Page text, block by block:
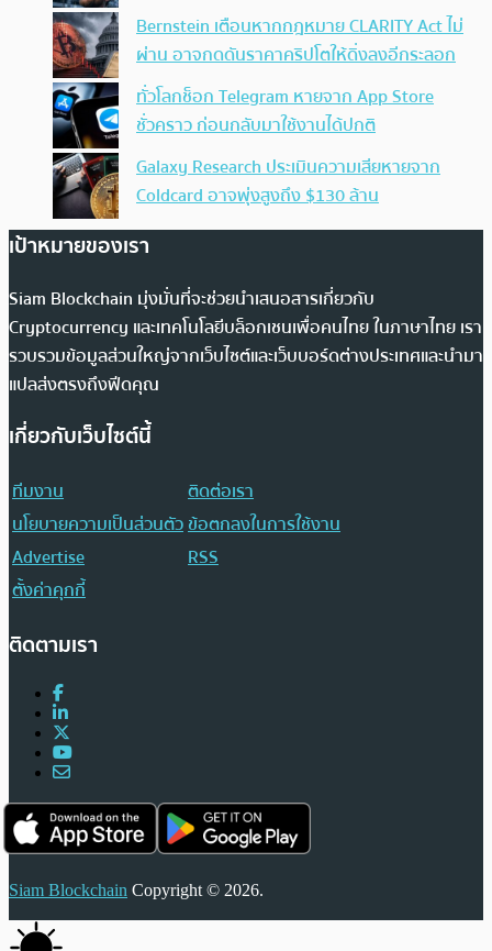
Bernstein เตือนหากกฎหมาย CLARITY Act ไม่
ผ่าน อาจกดดันราคาคริปโตให้ดิ่งลงอีกระลอก
ทั่วโลกช็อก Telegram หายจาก App Store
ชั่วคราว ก่อนกลับมาใช้งานได้ปกติ
Galaxy Research ประเมินความเสียหายจาก
Coldcard อาจพุ่งสูงถึง $130 ล้าน
เป้าหมายของเรา
Siam Blockchain มุ่งมั่นที่จะช่วยนำเสนอสารเกี่ยวกับ
Cryptocurrency และเทคโนโลยีบล็อกเชนเพื่อคนไทย ในภาษาไทย เรา
รวบรวมข้อมูลส่วนใหญ่จากเว็บไซต์และเว็บบอร์ดต่างประเทศและนำมา
แปลส่งตรงถึงฟีดคุณ
เกี่ยวกับเว็บไซต์นี้
ทีมงาน
ติดต่อเรา
นโยบายความเป็นส่วนตัวข้อตกลงในการใช้งาน
Advertise
RSS
ตั้งค่าคุกกี้
ติดตามเรา
Siam Blockchain Copyright © 2026.